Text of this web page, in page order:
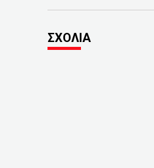
ΣΧΟΛΙΑ